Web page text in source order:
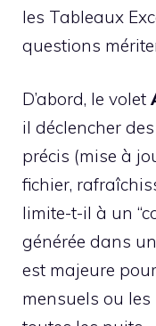
les Tableaux
questions
D’abord, le volet
il déclencher
précis (mise à
fichier,
limite-t-il à un
générée dans
est majeure
mensuels ou